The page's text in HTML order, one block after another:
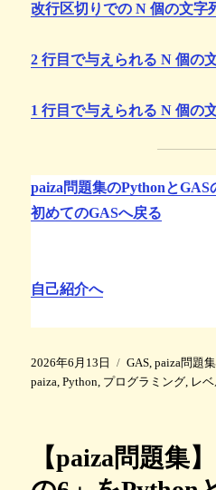
改行区切りでの N 個の文字
2 行目で与えられる N 個の
1 行目で与えられる N 個の
paiza問題集のPythonと
初めてのGASへ戻る
自己紹介へ
投
稿
2026年6月13日
カ
テ
GAS,paiza問題
paiza,Python, プログラミング, レ
【paiza問題集